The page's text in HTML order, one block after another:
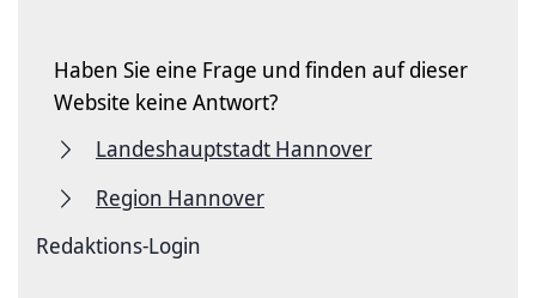
Haben Sie eine Frage und finden auf dieser
Website keine Antwort?
Landeshauptstadt Hannover
Region Hannover
Redaktions-Login